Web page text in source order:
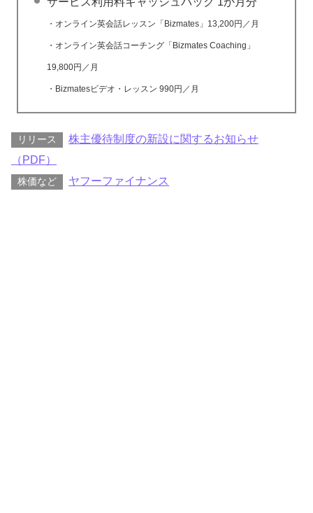
・オンライン英会話レッスン「Bizmates」13,200円／月
・オンライン英会話コーチング「Bizmates Coaching」
19,800円／月
・Bizmatesビデオ・レッスン 990円／月
リリース
株主優待制度の新設に関するお知らせ
（PDF）
株価など ヤフーファイナンス